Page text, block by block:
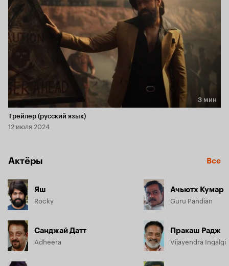
Длительность 3 мин
3 мин
Трейлер (русский язык)
12 июля 2024
Актёры Все
Яш
Rocky
Санджай Датт
Adheera
Ачьютх Кумар
Guru Pandian
Пракаш Радж
Vijayendra Ingalgi